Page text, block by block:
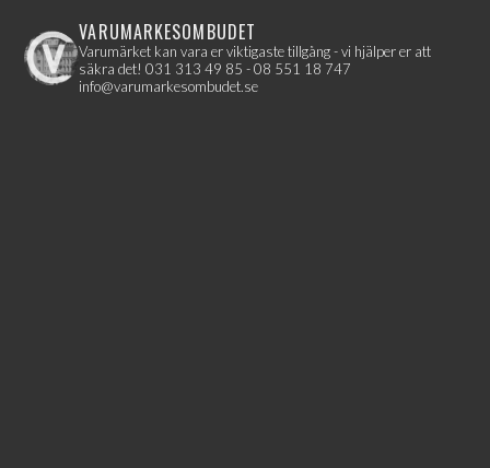
VARUMARKESOMBUDET
Varumärket kan vara er viktigaste tillgång - vi hjälper er att
säkra det!031 313 49 85 - 08 551 18 747
info@varumarkesombudet.se